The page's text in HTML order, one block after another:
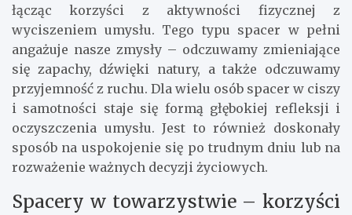
łącząc korzyści z aktywności fizycznej z
wyciszeniem umysłu. Tego typu spacer w pełni
angażuje nasze zmysły – odczuwamy zmieniające
się zapachy, dźwięki natury, a także odczuwamy
przyjemność z ruchu. Dla wielu osób spacer w ciszy
i samotności staje się formą głębokiej refleksji i
oczyszczenia umysłu. Jest to również doskonały
sposób na uspokojenie się po trudnym dniu lub na
rozważenie ważnych decyzji życiowych.
Spacery w towarzystwie – korzyści